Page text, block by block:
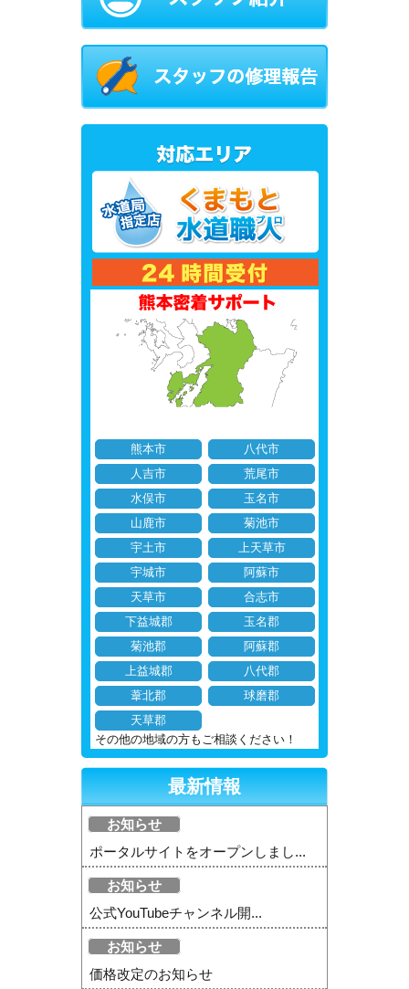
熊本市
八代市
人吉市
荒尾市
水俣市
玉名市
山鹿市
菊池市
宇土市
上天草市
宇城市
阿蘇市
天草市
合志市
下益城郡
玉名郡
菊池郡
阿蘇郡
上益城郡
八代郡
葦北郡
球磨郡
天草郡
その他の地域の方もご相談ください！
最新情報
お知らせ
ポータルサイトをオープンしまし...
お知らせ
公式YouTubeチャンネル開...
お知らせ
価格改定のお知らせ